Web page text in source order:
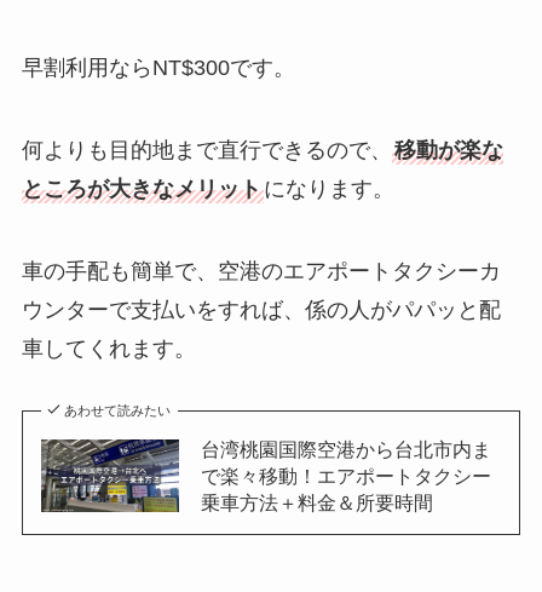
早割利用ならNT$300です。
何よりも目的地まで直行できるので、 移動が楽な
ところが大きなメリットになります。
車の手配も簡単で、空港のエアポートタクシーカ
ウンターで支払いをすれば、係の人がパパッと配
車してくれます。
あわせて読みたい
台湾桃園国際空港から台北市内ま
で楽々移動！エアポートタクシー
乗車方法＋料金＆所要時間